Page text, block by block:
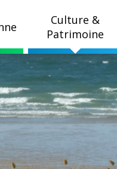
Culture &
Patrimoine